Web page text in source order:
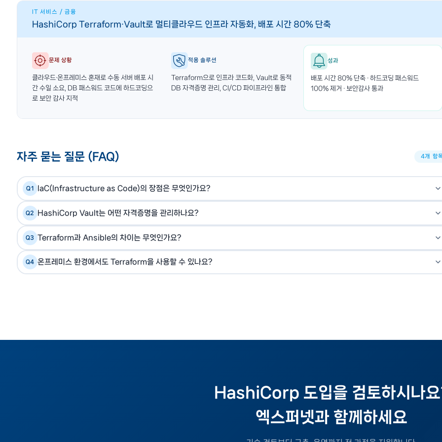
IT 서비스 / 금융
HashiCorp Terraform·Vault로 멀티클라우드 인프라 자동화, 배포 시간 80% 단축
문제 상황
클라우드·온프레미스 혼재로 수동 서버 배포 시
간 수일 소요, DB 패스워드 코드에 하드코딩으
로 보안 감사 지적
적용 솔루션
Terraform으로 인프라 코드화, Vault로 동적
DB 자격증명 관리, CI/CD 파이프라인 통합
성과
배포 시간 80% 단축 · 하드코딩 패스워드
100% 제거 · 보안감사 통과
자주 묻는 질문 (FAQ) 4개 항
Q1 IaC(Infrastructure as Code)의 장점은 무엇인가요?
A
인프라를 코드로 관리하면, 재현 가능한 환경 구성(개발·스테이징·운영 동일 구성), 버전 관리(변경 이력 추적), 코드 리뷰를 통한
Q2 HashiCorp Vault는 어떤 자격증명을 관리하나요?
A
Q3 Terraform과 Ansible의 차이는 무엇인가요?
A
Terraform은 인프라 프로비저닝(VM·네트워크·스토리지 생성)에 특화되어 있습니다. Ansible은 이미 존재하는 서버의 소프트
Q4 온프레미스 환경에서도 Terraform을 사용할 수 있나요?
HashiCorp 도입을 검토하시나
엑스퍼넷과 함께하세요